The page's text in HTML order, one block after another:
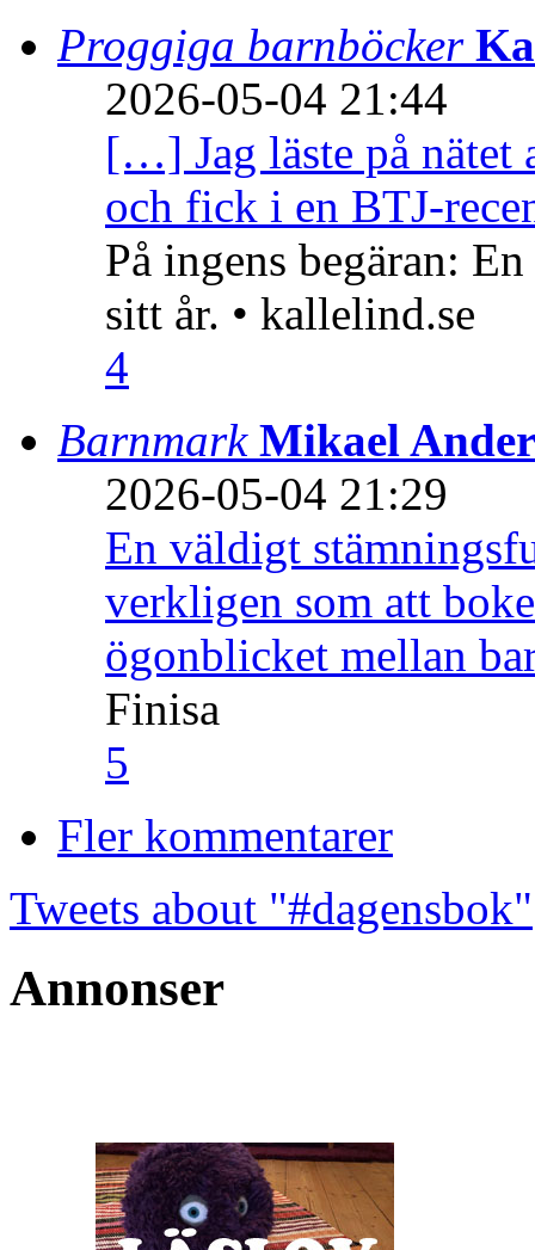
Proggiga barnböcker
2026-05-04 21:44
[…] Jag läste på nätet
och fick i en BTJ-
På ingens begäran:
sitt år. • kallelind.se
4
Barnmark Mikael
2026-05-04 21:29
En väldigt
verkligen som att
ögonblicket mellan
Finisa
5
Fler kommentarer
Tweets about "#dagensbok"
Annonser